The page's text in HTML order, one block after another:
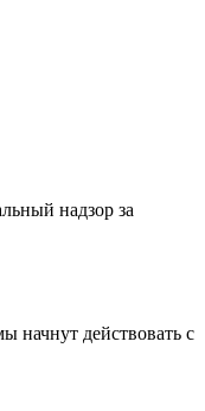
надзор за
начнут действовать с